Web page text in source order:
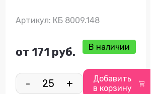
Артикул: КБ 8009.148
от 171 руб. В наличии
- +
Добавить
в корзину